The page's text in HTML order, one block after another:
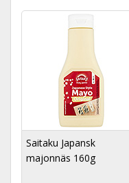
Saitaku Japansk
majonnäs 160g